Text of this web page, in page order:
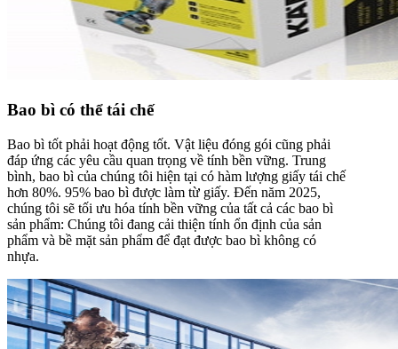
Bao bì có thể tái chế
Bao bì tốt phải hoạt động tốt. Vật liệu đóng gói cũng phải
đáp ứng các yêu cầu quan trọng về tính bền vững. Trung
bình, bao bì của chúng tôi hiện tại có hàm lượng giấy tái chế
hơn 80%. 95% bao bì được làm từ giấy. Đến năm 2025,
chúng tôi sẽ tối ưu hóa tính bền vững của tất cả các bao bì
sản phẩm: Chúng tôi đang cải thiện tính ổn định của sản
phẩm và bề mặt sản phẩm để đạt được bao bì không có
nhựa.